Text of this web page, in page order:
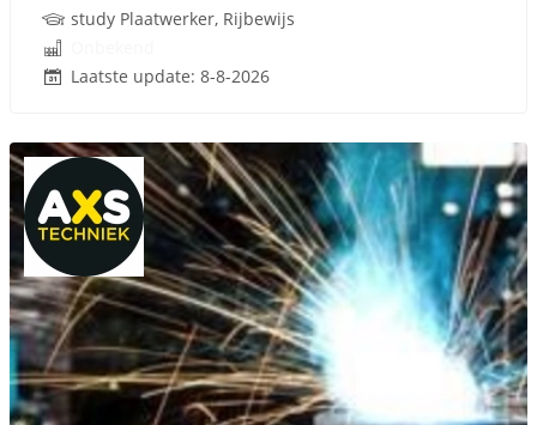
study Plaatwerker, Rijbewijs
Laatste update: 8-8-2026